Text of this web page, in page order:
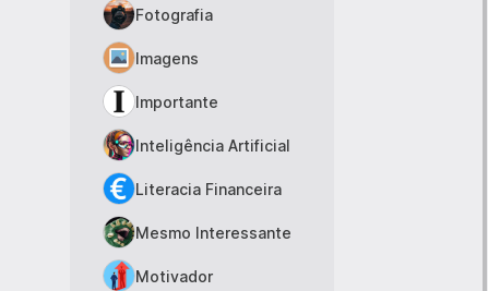
Fotografia
Imagens
Importante
Inteligência Artificial
Literacia Financeira
Mesmo Interessante
Motivador